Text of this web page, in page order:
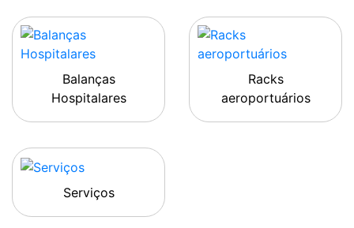
Balanças
Hospitalares
Racks
aeroportuários
Serviços